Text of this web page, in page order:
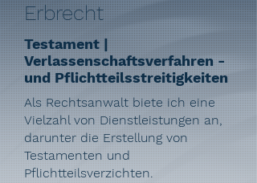
Erbrecht
Testament |
Verlassenschaftsverfahren -
und Pflichtteilsstreitigkeiten
Als Rechtsanwalt biete ich eine
Vielzahl von Dienstleistungen an,
darunter die Erstellung von
Testamenten und
Pflichtteilsverzichten.